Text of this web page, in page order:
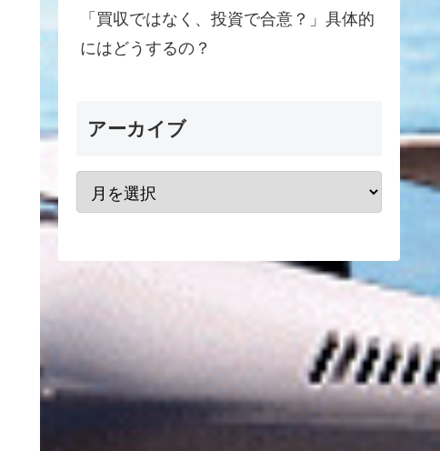
「買収ではなく、投資で合意？」具体的
にはどうするの？
アーカイブ